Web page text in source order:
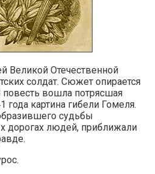
Великой Отечественной
солдат. Сюжет опирается
вошла потрясшая
года картина гибели Гомеля.
судьбы
дорогах людей, приближали